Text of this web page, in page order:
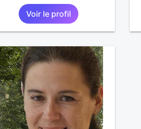
Voir le profil